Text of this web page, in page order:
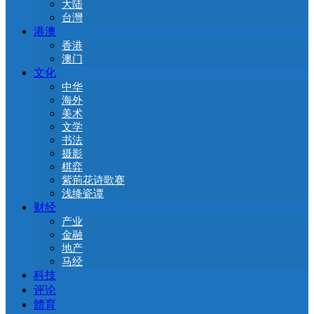
大陆
台灣
港澳
香港
澳门
文化
中华
海外
美术
文学
书法
摄影
棋弈
紫荊花诗歌赛
浅绛瓷谭
财经
产业
金融
地产
马经
科技
评论
體育